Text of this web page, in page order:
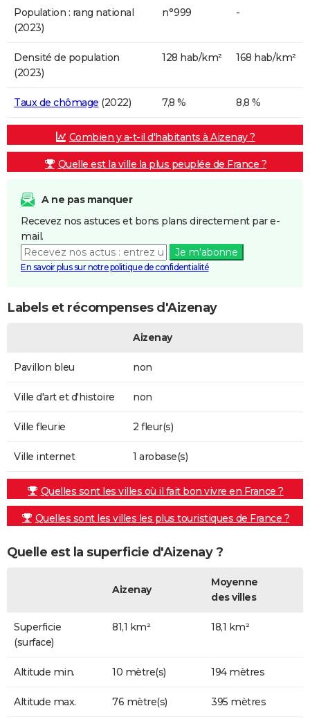
Population : rang national
(2023)
n°999 -
Densité de population
(2023)
128 hab/km² 168 hab/km²
Taux de chômage (2022) 7,8 % 8,8 %
Combien y a-t-il d'habitants à Aizenay ?
Quelle est la ville la plus peuplée de France ?
A ne pas manquer
Recevez nos astuces et bons plans directement par e-
mail.
Je m'abonne
En savoir plus sur notre politique de confidentialité
Labels et récompenses d'Aizenay
Aizenay
Pavillon bleu non
Ville d'art et d'histoire non
Ville fleurie 2 fleur(s)
Ville internet 1 arobase(s)
Quelles sont les villes où il fait bon vivre en France ?
Quelles sont les villes les plus touristiques de France ?
Quelle est la superficie d'Aizenay ?
Aizenay
Moyenne
des villes
Superficie
(surface)
81,1 km² 18,1 km²
Altitude min. 10 mètre(s) 194 mètres
Altitude max. 76 mètre(s) 395 mètres